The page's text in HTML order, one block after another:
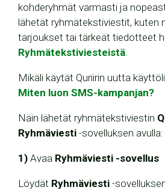
kohderyhmät varmasti ja
lähetät ryhmätekstiviestit, kuten
tarjoukset tai tärkeät tiedotteet
Ryhmätekstiviesteistä.
Mikäli käytät Quriirin uutta
Miten luon SMS-kampanjan?
Näin lähetät ryhmätekstiviestin
Ryhmäviesti -sovelluksen avulla:
1) Avaa Ryhmäviesti -sovellus
Löydät Ryhmäviesti -